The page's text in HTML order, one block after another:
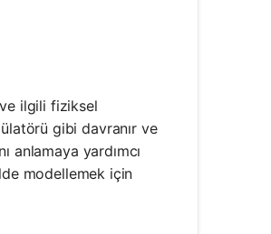
ilgili fiziksel
gibi davranır ve
anlamaya yardımcı
modellemek için